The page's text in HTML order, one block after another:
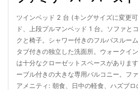
ツインベッド 2 台 (キングサイズに変更
ド、上段プルマンベッド 1 台。ソファと
クと椅子。シャワー付きのフルバスルー
タブ付きの独立した洗面所。ウォークイ
は十分なクローゼットスペースがありま
ーブル付きの大きな専用バルコニー。フ
アメニティ: 朝食、日中の軽食、ハズブ